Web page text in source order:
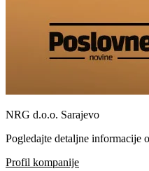
NRG d.o.o. Sarajevo
Pogledajte detaljne informacije
Profil kompanije